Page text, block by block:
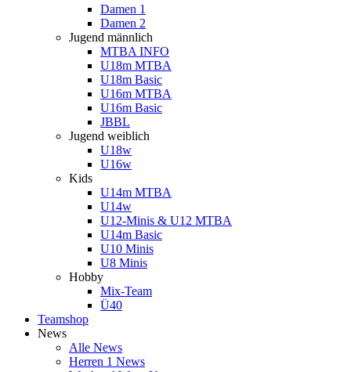
Damen 1
Damen 2
Jugend männlich
MTBA INFO
U18m MTBA
U18m Basic
U16m MTBA
U16m Basic
JBBL
Jugend weiblich
U18w
U16w
Kids
U14m MTBA
U14w
U12-Minis & U12 MTBA
U14m Basic
U10 Minis
U8 Minis
Hobby
Mix-Team
Ü40
Teamshop
News
Alle News
Herren 1 News